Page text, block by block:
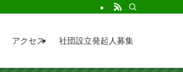
アクセス 社団設立発起人募集